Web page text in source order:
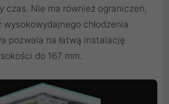
czas. Nie ma również ograniczeń,
chłodzenia
pozwala na łatwą instalację
do 167 mm.